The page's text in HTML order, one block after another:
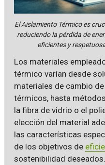
El Aislamiento Térmico es
reduciendo la pérdida de
eficientes y
Los materiales
térmico varían desde
materiales de cambio
térmicos, hasta
la fibra de vidrio o el
elección del material
las características
de los objetivos de
sostenibilidad